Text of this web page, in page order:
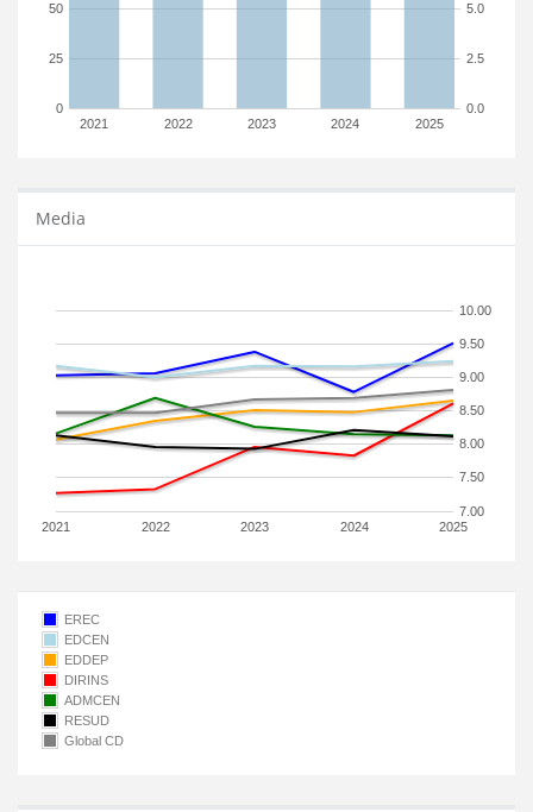
2021 2022 2023 2024 2025
0
25
50
0.0
2.5
5.0
Media
2021 2022 2023 2024 2025
7.00
7.50
8.00
8.50
9.00
9.50
10.00
EREC
EDCEN
EDDEP
DIRINS
ADMCEN
RESUD
Global CD